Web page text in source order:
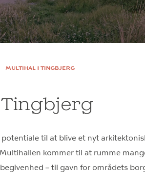
MULTIHAL I TINGBJERG
til at blive et nyt
kommer til at rumme
– til gavn for områdets